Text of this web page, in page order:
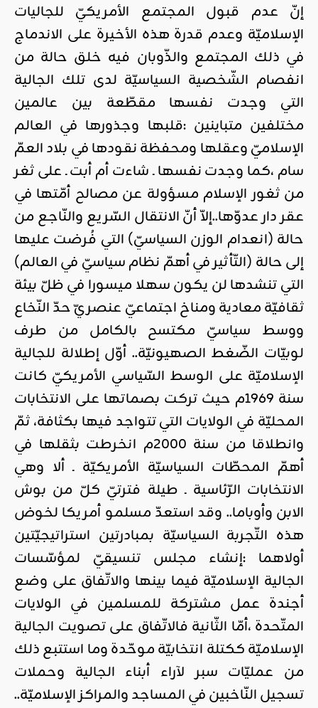
إنّ عدم قبول المجتمع الأمريكيّ للجاليات
الإسلاميّة وعدم قدرة هذه الأخيرة على الاندماج
في ذلك المجتمع والذّوبان فيه خلق حالة من
انفصام الشّخصية السياسيّة لدى تلك الجالية
التي وجدت نفسها مقطّعة بين عالمين
مختلفين متباينين :قلبها وجذورها في العالم
الإسلاميّ وعقلها ومحفظة نقودها في بلاد العمّ
سام ،كما وجدت نفسها ـ شاءت أم أبت ـ على ثغر
من ثغور الإسلام مسؤولة عن مصالح أمّتها في
عقر دار عدوّها..إلاّ أنّ الانتقال السّريع والنّاجع من
حالة (انعدام الوزن السياسيّ) التي فُرضت عليها
إلى حالة (التّأثير في أهمّ نظام سياسيّ في العالم)
التي تنشدها لن يكون سهلا ميسورا في ظلّ بيئة
ثقافيّة معادية ومناخ اجتماعيّ عنصريّ حدّ النّخاع
ووسط سياسيّ مكتسح بالكامل من طرف
لوبيّات الضّغط الصهيونيّة.. أوّل إطلالة للجالية
الإسلاميّة على الوسط السّياسي الأمريكيّ كانت
سنة 1969م حيث تركت بصماتها على الانتخابات
المحليّة في الولايات التي تتواجد فيها بكثافة، ثمّ
وانطلاقا من سنة 2000م انخرطت بثقلها في
أهمّ المحطّات السياسيّة الأمريكيّة ـ ألا وهي
الانتخابات الرّئاسية ـ طيلة فترتيّ كلّ من بوش
الابن وأوباما.. وقد استعدّ مسلمو أمريكا لخوض
هذه التّجربة السياسيّة بمبادرتين استراتيجيّتين
أولاهما :إنشاء مجلس تنسيقيّ لمؤسّسات
الجالية الإسلاميّة فيما بينها والاتّفاق على وضع
أجندة عمل مشتركة للمسلمين في الولايات
المتّحدة ،أمّا الثّانية فالاتّفاق على تصويت الجالية
الإسلاميّة ككتلة انتخابيّة موحّدة وما استتبع ذلك
من عمليّات سبر لآراء أبناء الجالية وحملات
تسجيل النّاخبين في المساجد والمراكز الإسلاميّة..